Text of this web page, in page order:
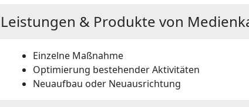
Leistungen & Produkte von
Einzelne Maßnahme
Optimierung bestehender Aktivitäten
Neuaufbau oder Neuausrichtung